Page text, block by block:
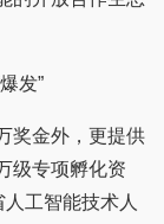
发”
金外，更提供
级专项孵化资
工智能技术人